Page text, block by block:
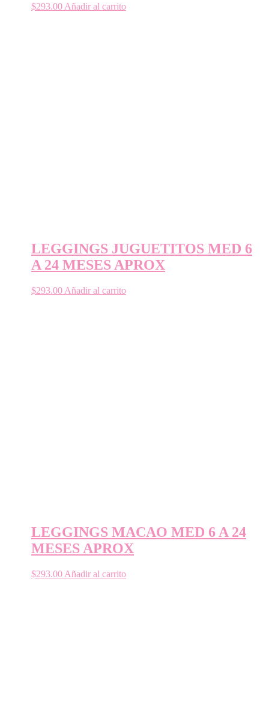
$293.00 Añadir al carrito
LEGGINGS JUGUETITOS MED 6
A 24 MESES APROX
$293.00 Añadir al carrito
LEGGINGS MACAO MED 6 A 24
MESES APROX
$293.00 Añadir al carrito